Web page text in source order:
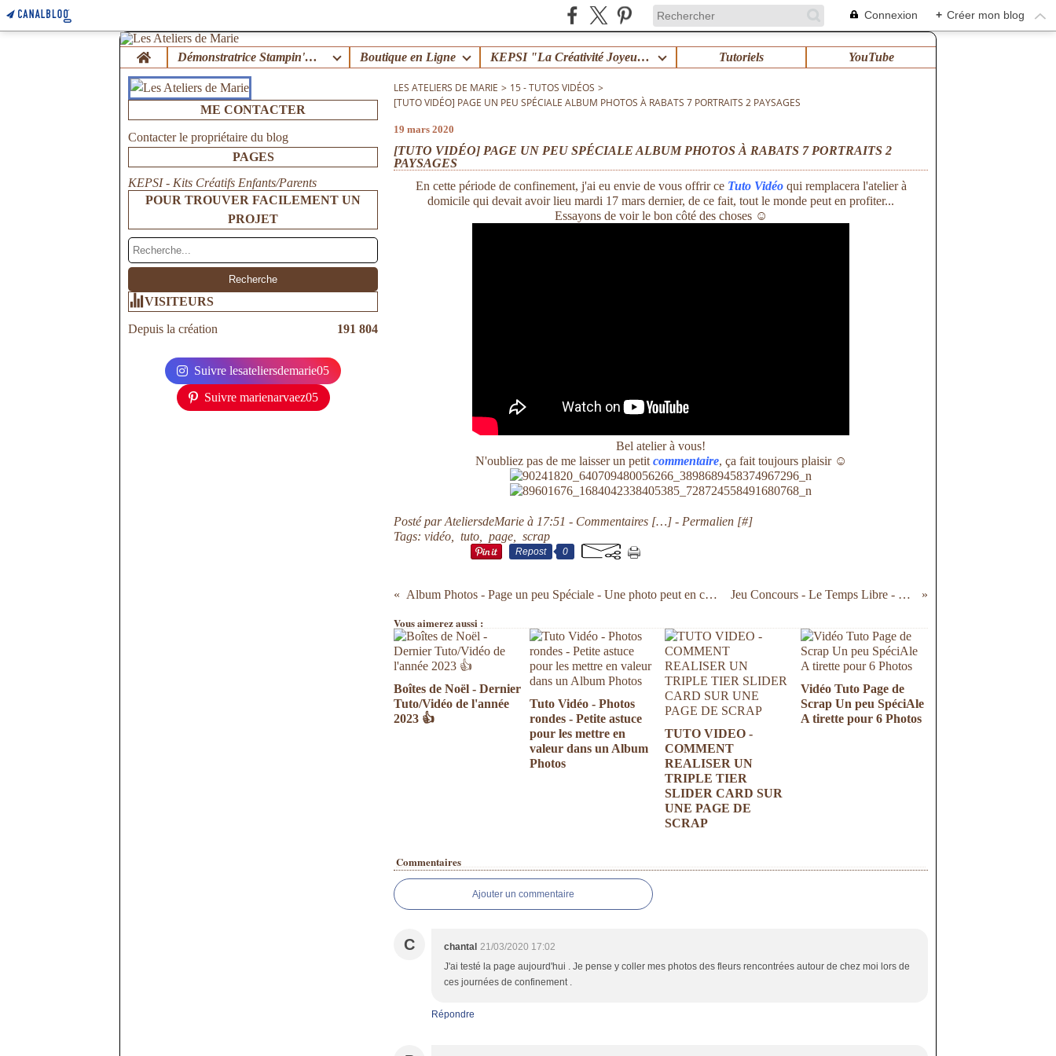
Connexion + Créer mon blog
Home Démonstratrice Stampin'Up ! Boutique en Ligne KEPSI "La Créativité Joyeuse en Famille" ! Tutoriels YouTube
ME CONTACTER
Contacter le propriétaire du blog
PAGES
KEPSI - Kits Créatifs Enfants/Parents
POUR TROUVER FACILEMENT UN
PROJET
VISITEURS
Depuis la création 191 804
Suivre lesateliersdemarie05
Suivre marienarvaez05
LES ATELIERS DE MARIE > 15 - TUTOS VIDÉOS >
[TUTO VIDÉO] PAGE UN PEU SPÉCIALE ALBUM PHOTOS À RABATS 7 PORTRAITS 2 PAYSAGES
19 mars 2020
[TUTO VIDÉO] PAGE UN PEU SPÉCIALE ALBUM PHOTOS À RABATS 7 PORTRAITS 2
PAYSAGES
En cette période de confinement, j'ai eu envie de vous offrir ce Tuto Vidéoqui remplacera l'atelier à
domicile qui devait avoir lieu mardi 17 mars dernier, de ce fait, tout le monde peut en profiter...
Essayons de voir le bon côté des choses ☺
Bel atelier à vous!
N'oubliez pas de me laisser un petitcommentaire, ça fait toujours plaisir ☺
Posté par AteliersdeMarie à 17:51 - Commentaires […] - Permalien [#]
Tags: vidéo tuto page scrap
Repost 0
Album Photos - Page un peu Spéciale - Une photo peut en cacher une autre - Angèle 2 ans Jeu Concours - Le Temps Libre - Les cartes arrivent...
Vous aimerez aussi :
Boîtes de Noël - Dernier
Tuto/Vidéo de l'année
2023 👍
Tuto Vidéo - Photos
rondes - Petite astuce
pour les mettre en
valeur dans un Album
Photos
TUTO VIDEO -
COMMENT
REALISER UN
TRIPLE TIER
SLIDER CARD SUR
UNE PAGE DE
SCRAP
Vidéo Tuto Page de
Scrap Un peu SpéciAle
A tirette pour 6 Photos
Commentaires
Ajouter un commentaire
C chantal 21/03/2020 17:02
J'ai testé la page aujourd'hui . Je pense y coller mes photos des fleurs rencontrées autour de chez moi lors de
ces journées de confinement .
Répondre